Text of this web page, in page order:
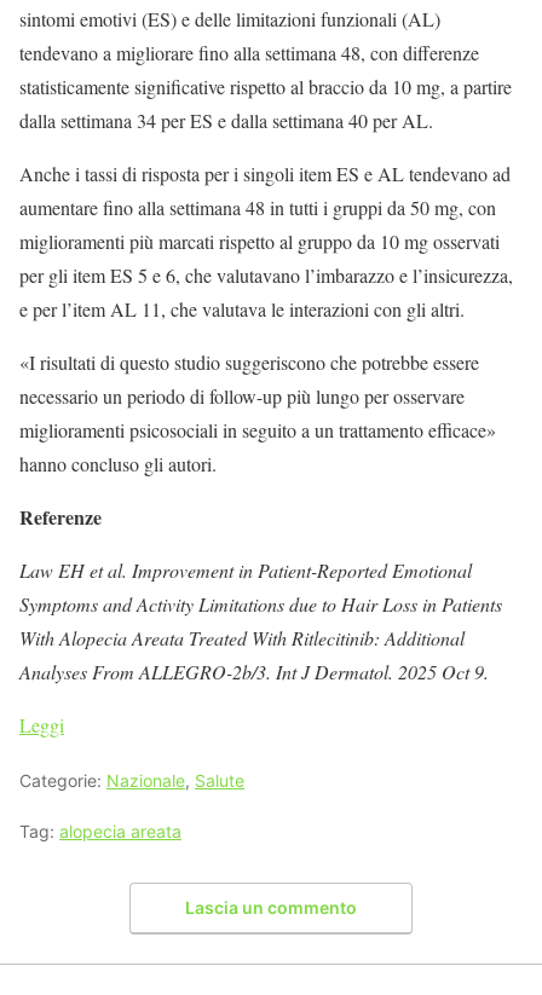
sintomi emotivi (ES) e delle limitazioni funzionali (AL)
tendevano a migliorare fino alla settimana 48, con differenze
statisticamente significative rispetto al braccio da 10 mg, a partire
dalla settimana 34 per ES e dalla settimana 40 per AL.
Anche i tassi di risposta per i singoli item ES e AL tendevano ad
aumentare fino alla settimana 48 in tutti i gruppi da 50 mg, con
miglioramenti più marcati rispetto al gruppo da 10 mg osservati
per gli item ES 5 e 6, che valutavano l’imbarazzo e l’insicurezza,
e per l’item AL 11, che valutava le interazioni con gli altri.
«I risultati di questo studio suggeriscono che potrebbe essere
necessario un periodo di follow-up più lungo per osservare
miglioramenti psicosociali in seguito a un trattamento efficace»
hanno concluso gli autori.
Referenze
Law EH et al. Improvement in Patient-Reported Emotional
Symptoms and Activity Limitations due to Hair Loss in Patients
With Alopecia Areata Treated With Ritlecitinib: Additional
Analyses From ALLEGRO-2b/3. Int J Dermatol. 2025 Oct 9.
Leggi
Categorie: Nazionale, Salute
Tag: alopecia areata
Lascia un commento